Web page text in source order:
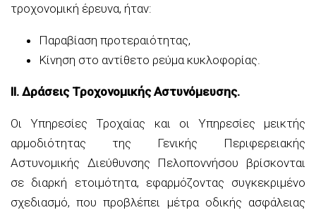
τροχονομική έρευνα, ήταν:
Παραβίαση προτεραιότητας,
Κίνηση στο αντίθετο ρεύμα κυκλοφορίας.
ΙΙ. Δράσεις Τροχονομικής Αστυνόμευσης.
Οι Υπηρεσίες Τροχαίας και οι Υπηρεσίες μεικτής
αρμοδιότητας της Γενικής Περιφερειακής
Αστυνομικής Διεύθυνσης Πελοποννήσου βρίσκονται
σε διαρκή ετοιμότητα, εφαρμόζοντας συγκεκριμένο
σχεδιασμό, που προβλέπει μέτρα οδικής ασφάλειας